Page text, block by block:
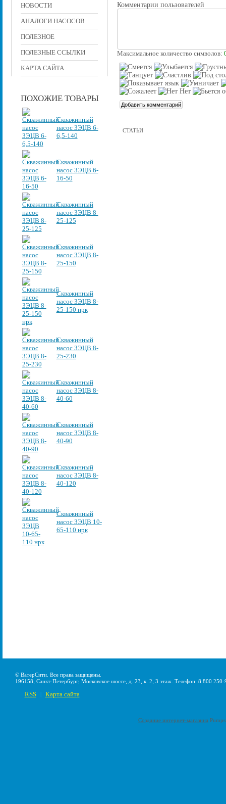
НОВОСТИ
АНАЛОГИ НАСОСОВ
ПОЛЕЗНОЕ
ПОЛЕЗНЫЕ ССЫЛКИ
КАРТА САЙТА
ПОХОЖИЕ ТОВАРЫ
Скважинный
насос 3ЭЦВ 6-
6,5-140
Скважинный
насос 3ЭЦВ 6-
16-50
Скважинный
насос 3ЭЦВ 8-
25-125
Скважинный
насос 3ЭЦВ 8-
25-150
Скважинный
насос 3ЭЦВ 8-
25-150 нрк
Скважинный
насос 3ЭЦВ 8-
25-230
Скважинный
насос 3ЭЦВ 8-
40-60
Скважинный
насос 3ЭЦВ 8-
40-90
Скважинный
насос 3ЭЦВ 8-
40-120
Скважинный
насос 3ЭЦВ 10-
65-110 нрк
Комментарии пользователей
Максимальное количество символов:
СТАТЬИ
© ВатерСити. Все права защищены.
196158, Санкт-Петербург, Московское шоссе, д. 23, к. 2, 3 этаж. Телефон: 8 800
RSS Карта сайта
Создание интернет-магазина